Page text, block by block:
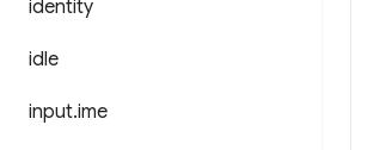
identity
idle
input.ime